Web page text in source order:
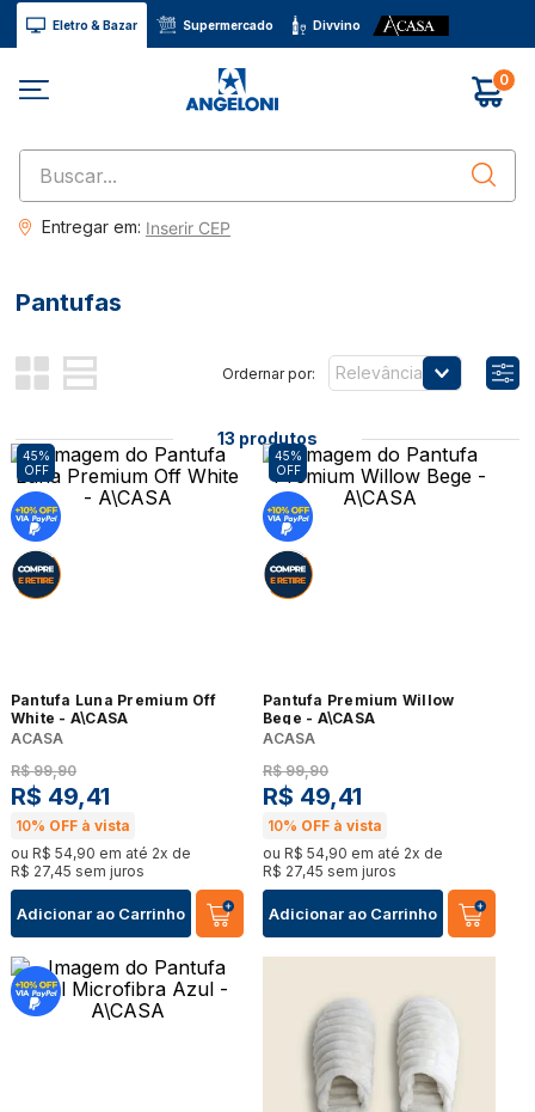
Eletro & Bazar Supermercado Divvino
0
Buscar...
Entregar em: Inserir CEP
Pantufas
Relevância
13 produtos
45%
OFF
Pantufa Luna Premium Off
White - A\CASA
ACASA
R$ 99,90
R$ 49,41
10% OFF à vista
ou R$ 54,90 em até 2x de
R$ 27,45 sem juros
Adicionar ao Carrinho
45%
OFF
Pantufa Premium Willow
Bege - A\CASA
ACASA
R$ 99,90
R$ 49,41
10% OFF à vista
ou R$ 54,90 em até 2x de
R$ 27,45 sem juros
Adicionar ao Carrinho